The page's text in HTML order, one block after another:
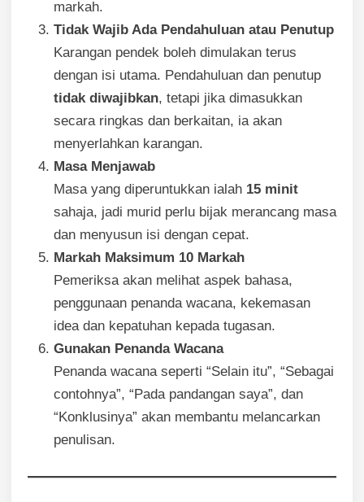
markah.
Tidak Wajib Ada Pendahuluan atau Penutup
Karangan pendek boleh dimulakan terus
dengan isi utama. Pendahuluan dan penutup
tidak diwajibkan, tetapi jika dimasukkan
secara ringkas dan berkaitan, ia akan
menyerlahkan karangan.
Masa Menjawab
Masa yang diperuntukkan ialah 15 minit
sahaja, jadi murid perlu bijak merancang masa
dan menyusun isi dengan cepat.
Markah Maksimum 10 Markah
Pemeriksa akan melihat aspek bahasa,
penggunaan penanda wacana, kekemasan
idea dan kepatuhan kepada tugasan.
Gunakan Penanda Wacana
Penanda wacana seperti “Selain itu”, “Sebagai
contohnya”, “Pada pandangan saya”, dan
“Konklusinya” akan membantu melancarkan
penulisan.